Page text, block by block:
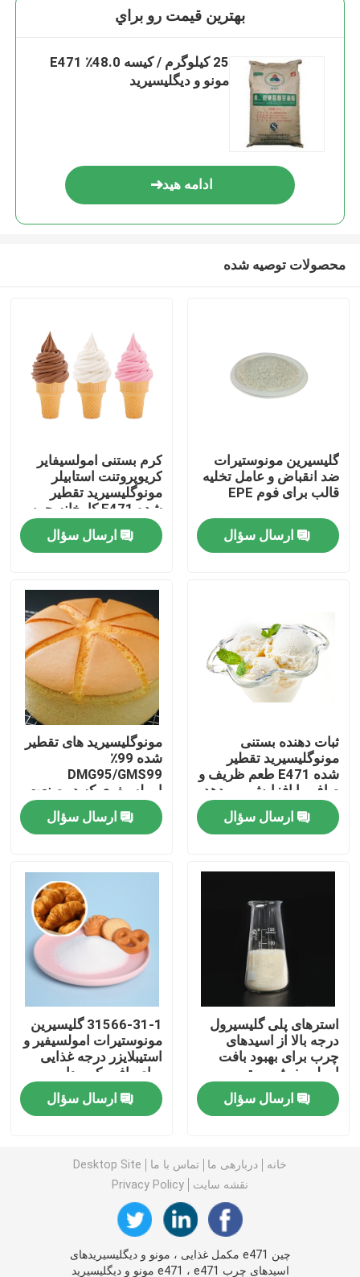
محصولات
فیلم های
درباره ما
تور کارخانه
کنترل کیفیت
با ما تماس بگیرید
درخواست نقل قول
امولسیفایر غذایی E471
امولسیفایر درجه مواد غذایی
امولسیفایرهای غذایی طبیعی
مونوگلیسیرید مقطر
مونو و دیگلیسیرید
گلیسرول مونو استئارات
کیک بهبود دهنده امولسیون
بهترين قيمت رو براي
25 کیلوگرم / کیسه 48.0٪ E471
مونو و دیگلیسیرید
ادامه هید
محصولات توصیه شده
گلیسیرین مونوستیرات
ضد انقباض و عامل تخلیه
قالب برای فوم EPE
ارسال سؤال
کرم بستنی امولسیفایر
کریوپروتنت استابیلر
مونوگلیسیرید تقطیر
شده E471 کارخانه چین
ارسال سؤال
ثبات دهنده بستنی
مونوگلیسیرید تقطیر
شده E471 طعم ظریف و
صاف را افزایش می دهد
ارسال سؤال
مونوگلیسیرید های تقطیر
شده 99٪
DMG95/GMS99
امولسیفری که در صنعت
نان پخت استفاده می
شود
ارسال سؤال
استرهای پلی گلیسیرول
درجه بالا از اسیدهای
چرب برای بهبود بافت
امولسیفیشن برتر
ارسال سؤال
31566-31-1 گلیسیرین
مونوستیرات امولسیفیر و
استیبلایزر درجه غذایی
برای بافت کرم دار
ارسال سؤال
خانه دربارهی ما تماس با ما
Desktop Site
نقشه سایت
Privacy Policy
چین e471 مکمل غذایی ، مونو و دیگلیسیریدهای
اسیدهای چرب e471 ، e471 مونو و دیگلیسیرید